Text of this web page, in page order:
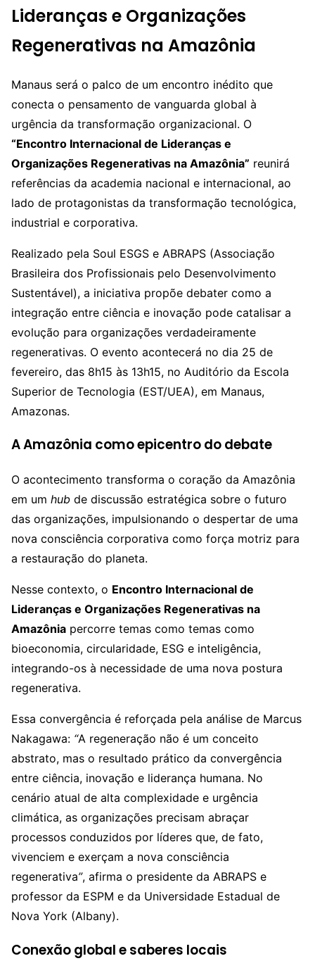
Lideranças e Organizações
Regenerativas na Amazônia
Manaus será o palco de um encontro inédito que
conecta o pensamento de vanguarda global à
urgência da transformação organizacional. O
“Encontro Internacional de Lideranças e
Organizações Regenerativas na Amazônia” reunirá
referências da academia nacional e internacional, ao
lado de protagonistas da transformação tecnológica,
industrial e corporativa.
Realizado pela Soul ESGS e ABRAPS (Associação
Brasileira dos Profissionais pelo Desenvolvimento
Sustentável), a iniciativa propõe debater como a
integração entre ciência e inovação pode catalisar a
evolução para organizações verdadeiramente
regenerativas. O evento acontecerá no dia 25 de
fevereiro, das 8h15 às 13h15, no Auditório da Escola
Superior de Tecnologia (EST/UEA), em Manaus,
Amazonas.
A Amazônia como epicentro do debate
O acontecimento transforma o coração da Amazônia
em um hub de discussão estratégica sobre o futuro
das organizações, impulsionando o despertar de uma
nova consciência corporativa como força motriz para
a restauração do planeta.
Nesse contexto, o Encontro Internacional de
Lideranças e Organizações Regenerativas na
Amazônia percorre temas como temas como
bioeconomia, circularidade, ESG e inteligência,
integrando-os à necessidade de uma nova postura
regenerativa.
Essa convergência é reforçada pela análise de Marcus
Nakagawa: “A regeneração não é um conceito
abstrato, mas o resultado prático da convergência
entre ciência, inovação e liderança humana. No
cenário atual de alta complexidade e urgência
climática, as organizações precisam abraçar
processos conduzidos por líderes que, de fato,
vivenciem e exerçam a nova consciência
regenerativa”, afirma o presidente da ABRAPS e
professor da ESPM e da Universidade Estadual de
Nova York (Albany).
Conexão global e saberes locais